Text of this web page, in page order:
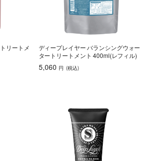
リートメ
ディープレイヤー バランシングウォー
タートリートメント 400ml(レフィル)
5,060 円 (税込)